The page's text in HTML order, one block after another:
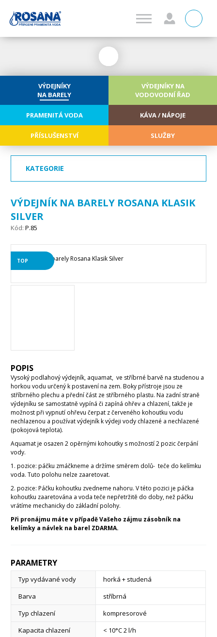
0
VÝDEJNÍKY
NA BARELY
VÝDEJNÍKY NA
VODOVODNÍ ŘAD
PRAMENITÁ VODA KÁVA / NÁPOJE
PŘÍSLUŠENSTVÍ SLUŽBY
KATEGORIE
VÝDEJNÍK NA BARELY ROSANA KLASIK
SILVER
Kód:P.85
TOP
POPIS
Vysoký podlahový výdejník, aquamat, ve stříbrné barvě na studenou a
horkou vodu určený k postavení na zem. Boky přístroje jsou ze
stříbrného plechu a přední část ze stříbrného plastu. Na zadní straně
výdejníku se samostatně vypíná či zapíná ohřev a chlazení, takže je
možnost při vypnutí ohřevu čerpat z červeného kohoutku vodu
nechlazenou a používat výdejník k výdeji vody chlazené a nechlazené
(pokojová teplota).
Aquamat je osazen 2 opěrnými kohoutky s možností 2 pozic čerpání
vody.
1. pozice: páčku zmáčkneme a držíme směrem dolů- teče do kelímku
voda. Tuto polohu nelze zaaretovat.
2. pozice: Páčku kohoutku zvedneme nahoru. V této pozici je páčka
kohoutku zaaretována a voda teče nepřetržitě do doby, než páčku
vrátíme mechanicky do základní polohy.
Při pronájmu máte v případě Vašeho zájmu zásobník na
kelímky a návlek na barel ZDARMA.
PARAMETRY
Typ vydávané vody
horká + studená
Barva
stříbrná
Typ chlazení
kompresorové
Kapacita chlazení
< 10°C 2 l/h